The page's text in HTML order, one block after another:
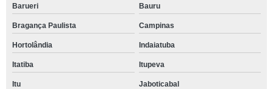
Barueri Bauru
Bragança Paulista Campinas
Hortolândia Indaiatuba
Itatiba Itupeva
Itu Jaboticabal